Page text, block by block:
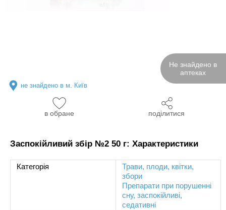
Не знайдено в
аптеках
не знайдено в м. Київ
в обране поділитися
Заспокійливий збір №2 50 г: Характеристики
Категорія
Трави, плоди, квітки,
збори
Препарати при порушенні
сну, заспокійливі,
седативні